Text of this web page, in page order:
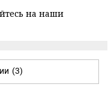
на наши
(3)